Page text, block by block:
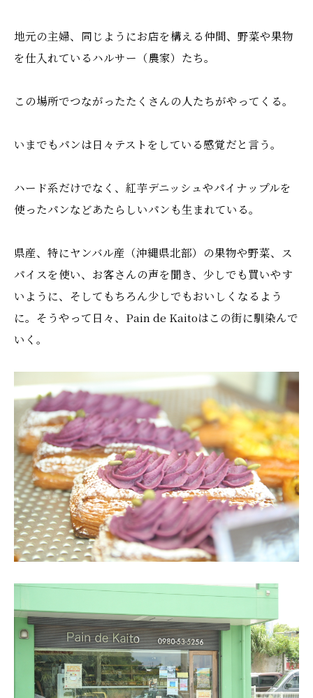
地元の主婦、同じようにお店を構える仲間、野菜や果物
を仕入れているハルサー（農家）たち。
この場所でつながったたくさんの人たちがやってくる。
いまでもパンは日々テストをしている感覚だと言う。
ハード系だけでなく、紅芋デニッシュやパイナップルを
使ったパンなどあたらしいパンも生まれている。
県産、特にヤンバル産（沖縄県北部）の果物や野菜、ス
パイスを使い、お客さんの声を聞き、少しでも買いやす
いように、そしてもちろん少しでもおいしくなるよう
に。そうやって日々、Pain de Kaitoはこの街に馴染んで
いく。